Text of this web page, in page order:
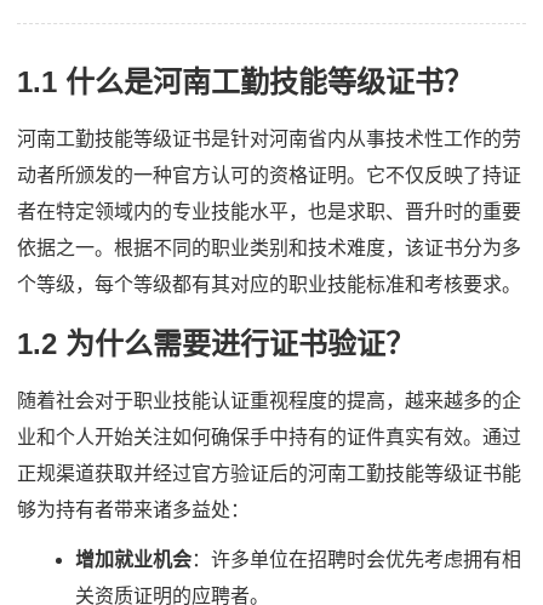
1.1 什么是河南工勤技能等级证书？
河南工勤技能等级证书是针对河南省内从事技术性工作的劳
动者所颁发的一种官方认可的资格证明。它不仅反映了持证
者在特定领域内的专业技能水平，也是求职、晋升时的重要
依据之一。根据不同的职业类别和技术难度，该证书分为多
个等级，每个等级都有其对应的职业技能标准和考核要求。
1.2 为什么需要进行证书验证？
随着社会对于职业技能认证重视程度的提高，越来越多的企
业和个人开始关注如何确保手中持有的证件真实有效。通过
正规渠道获取并经过官方验证后的河南工勤技能等级证书能
够为持有者带来诸多益处：
增加就业机会：许多单位在招聘时会优先考虑拥有相
关资质证明的应聘者。